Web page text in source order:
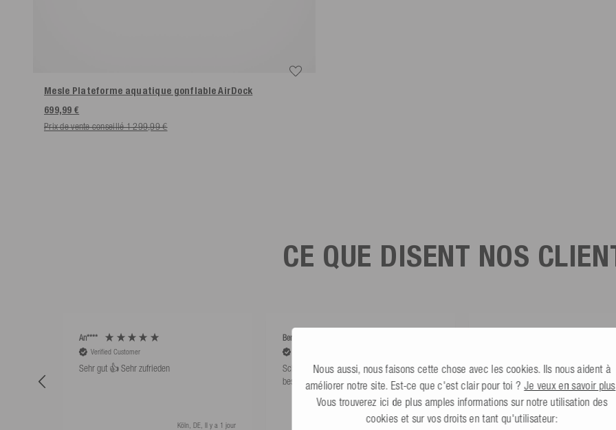
Mesle Plateforme aquatique gonflable AirDock
699,99 €
Prix de vente conseillé 1 299,99 €
CE QUE DISENT NOS
An****
Verified Customer
Sehr gut 👍 Sehr zufrieden
Köln, DE, Il y a 1 jour
Bernd Sack****
Schwimmweste ist gut. Made in Europe waere
besser als Made in China.
Ohmden, DE, Il y a 1 jour
Nö..............
Senftenberg, DE,
Nous aussi, nous faisons cette chose avec les cookies. Ils nous aident à
améliorer notre site. Est-ce que c'est clair pour toi ?Je veux en savoir plus
Vous trouverez ici de plus amples informations sur notre utilisation des
cookies et sur vos droits en tant qu'utilisateur: